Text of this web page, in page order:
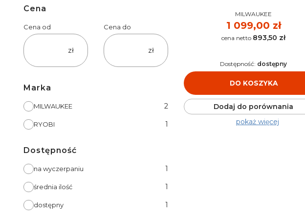
Cena
Cena od
zł
Cena do
zł
Marka
Marka
MILWAUKEE 2
RYOBI 1
Dostępność
Dostępność
na wyczerpaniu 1
średnia ilość 1
dostępny 1
PRODUCENT
MILWAUKEE
Cena
1 099,00 zł
Cena 893,50 zł
DO KOSZYKA
Dostępność: dostępny
Dodaj do porównania
pokaż więcej